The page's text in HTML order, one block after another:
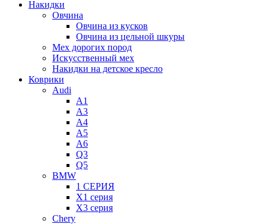
Накидки
Овчина
Овчина из кусков
Овчина из цельной шкуры
Мех дорогих пород
Искусственный мех
Накидки на детское кресло
Коврики
Audi
A1
A3
A4
A5
A6
Q3
Q5
BMW
1 СЕРИЯ
X1 серия
X3 серия
Chery